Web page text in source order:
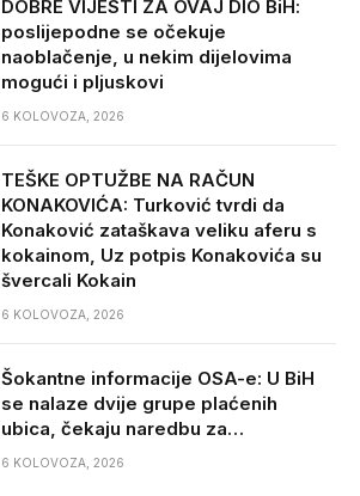
DOBRE VIJESTI ZA OVAJ DIO BiH:
poslijepodne se očekuje
naoblačenje, u nekim dijelovima
mogući i pljuskovi
6 KOLOVOZA, 2026
TEŠKE OPTUŽBE NA RAČUN
KONAKOVIĆA: Turković tvrdi da
Konaković zataškava veliku aferu s
kokainom, Uz potpis Konakovića su
švercali Kokain
6 KOLOVOZA, 2026
Šokantne informacije OSA-e: U BiH
se nalaze dvije grupe plaćenih
ubica, čekaju naredbu za…
6 KOLOVOZA, 2026